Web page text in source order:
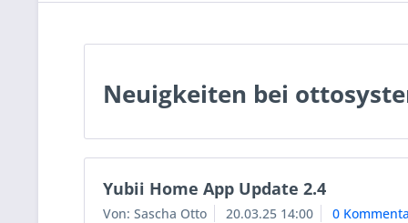
Neuigkeiten bei
Yubii Home App Update 2.4
Von: Sascha Otto 20.03.25 14:00 0